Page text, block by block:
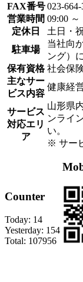
FAX番号 023-664-
営業時間 09:00 ～
定休日
土日・
駐車場
当社向
ング）
保有資格 社会保
主なサー
ビス内容
健康経
サービス
対応エリ
ア
山形県
ンライ
い。
※ サー
Counter
Today: 14
Yesterday: 154
Total: 107956